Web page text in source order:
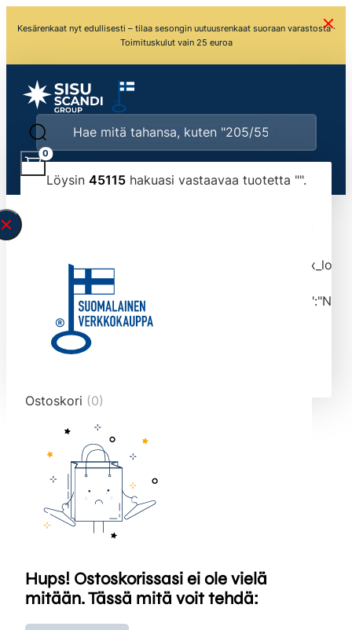
Kesärenkaat nyt edullisesti – tilaa sesongin uutuusrenkaat suoraan varastosta ·
Toimituskulut vain 25 euroa
Löysin 45115hakuasi vastaavaa tuotetta "".
typed the search query correctly.<br>Currently
tmlmvi","meta_query":
data-original-query-vars="[]" data-page="1"
data-max-pages="4512" data-start="1" data-
end="10">
0
Ostoskori (0)
Hups! Ostoskorissasi ei ole vielä
mitään. Tässä mitä voit tehdä: